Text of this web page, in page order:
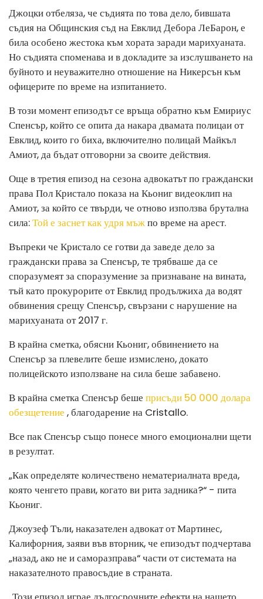
Джоцки отбеляза, че съдията по това дело, бившата
съдия на Общинския съд на Евклид Дебора ЛеБарон, е
била особено жестока към хората заради марихуаната.
Но съдията споменава и в докладите за изслушването на
буйното и неуважително отношение на Никерсън към
офицерите по време на изпитанието.
В този момент епизодът се връща обратно към Емириус
Спенсър, който се опита да накара двамата полицаи от
Евклид, които го биха, включително полицай Майкъл
Амиот, да бъдат отговорни за своите действия.
Още в третия епизод на сезона адвокатът по граждански
права Пол Кристало показа на Кьониг видеоклип на
Амиот, за който се твърди, че отново използва брутална
сила:Той е заснет как удря мъжпо време на арест.
Въпреки че Кристало се готви да заведе дело за
граждански права за Спенсър, те трябваше да се
споразумеят за споразумение за признаване на вината,
тъй като прокурорите от Евклид продължиха да водят
обвинения срещу Спенсър, свързани с нарушение на
марихуаната от 2017 г.
В крайна сметка, обясни Кьониг, обвинението на
Спенсър за плевелите беше измислено, докато
полицейското използване на сила беше забавено.
В крайна сметка Спенсър беше присъди 50 000 долара
обезщетение , благодарение на Cristallo.
Все пак Спенсър също понесе много емоционални щети
в резултат.
„Как определяте количествено нематериалната вреда,
която ченгето прави, когато ви рита задника?“ - пита
Кьониг.
Джоузеф Тъли, наказателен адвокат от Мартинес,
Калифорния, заяви във вторник, че епизодът подчертава
„назад, ако не и саморазправа“ части от системата на
наказателното правосъдие в страната.